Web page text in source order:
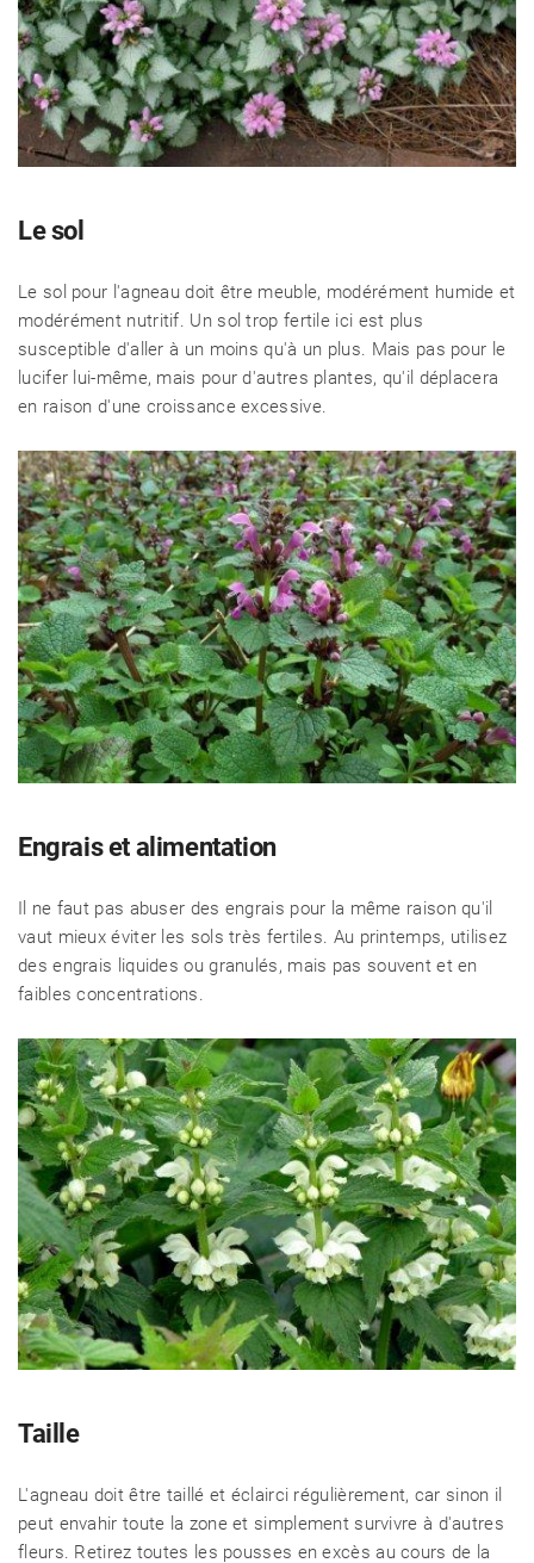
Le sol
Le sol pour l'agneau doit être meuble, modérément humide et
modérément nutritif. Un sol trop fertile ici est plus
susceptible d'aller à un moins qu'à un plus. Mais pas pour le
lucifer lui-même, mais pour d'autres plantes, qu'il déplacera
en raison d'une croissance excessive.
Engrais et alimentation
Il ne faut pas abuser des engrais pour la même raison qu'il
vaut mieux éviter les sols très fertiles. Au printemps, utilisez
des engrais liquides ou granulés, mais pas souvent et en
faibles concentrations.
Taille
L'agneau doit être taillé et éclairci régulièrement, car sinon il
peut envahir toute la zone et simplement survivre à d'autres
fleurs. Retirez toutes les pousses en excès au cours de la